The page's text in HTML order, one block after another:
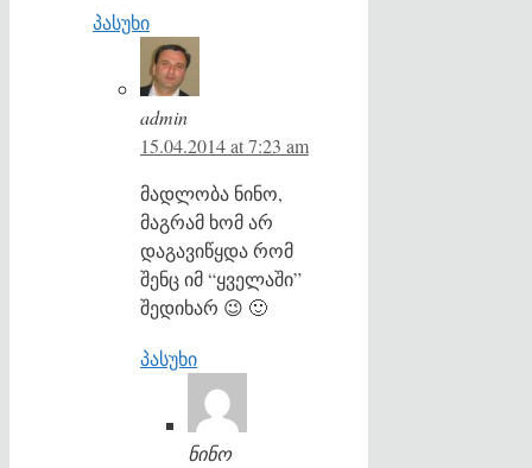
პასუხი
admin
15.04.2014 at 7:23 am
მადლობა ნინო,
მაგრამ ხომ არ
დაგავიწყდა რომ
შენც იმ “ყველაში”
შედიხარ 😉 🙂
პასუხი
ნინო